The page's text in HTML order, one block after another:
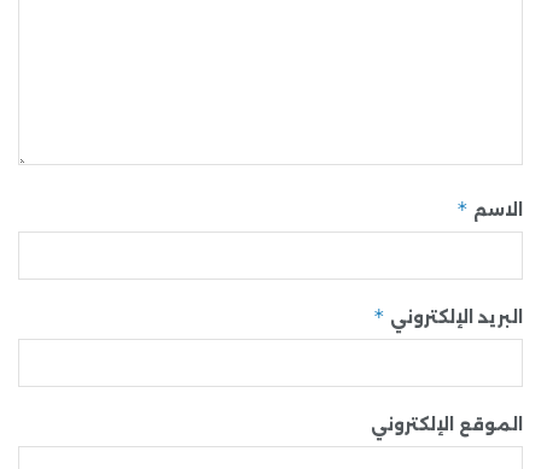
الاسم *
البريد الإلكتروني *
الموقع الإلكتروني